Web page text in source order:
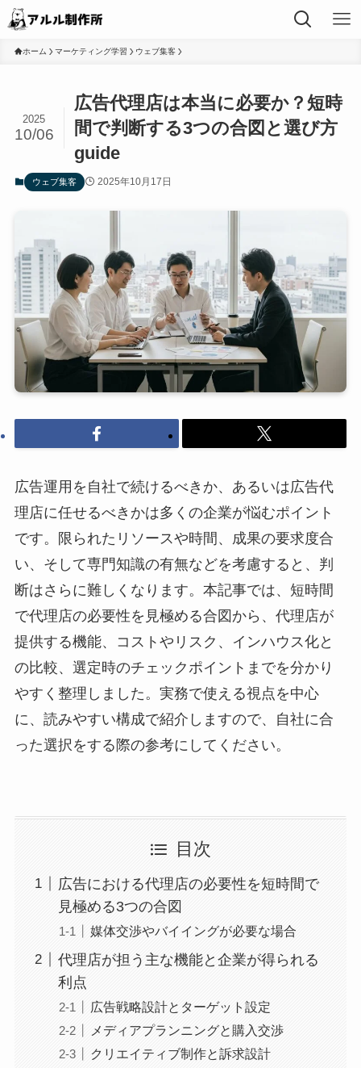
ホーム マーケティング学習 ウェブ集客
広告代理店は本当に必要か？短時
間で判断する3つの合図と選び方
guide
2025
10/06
ウェブ集客 2025年10月17日
広告運用を自社で続けるべきか、あるいは広告代
理店に任せるべきかは多くの企業が悩むポイント
です。限られたリソースや時間、成果の要求度合
い、そして専門知識の有無などを考慮すると、判
断はさらに難しくなります。本記事では、短時間
で代理店の必要性を見極める合図から、代理店が
提供する機能、コストやリスク、インハウス化と
の比較、選定時のチェックポイントまでを分かり
やすく整理しました。実務で使える視点を中心
に、読みやすい構成で紹介しますので、自社に合
った選択をする際の参考にしてください。
目次
広告における代理店の必要性を短時間で
見極める3つの合図
媒体交渉やバイイングが必要な場合
代理店が担う主な機能と企業が得られる
利点
広告戦略設計とターゲット設定
メディアプランニングと購入交渉
クリエイティブ制作と訴求設計